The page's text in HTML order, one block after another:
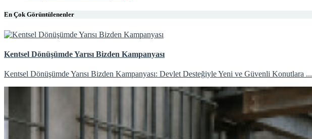
En Çok Görüntülenenler
Kentsel Dönüşümde Yarısı Bizden Kampanyası
Kentsel Dönüşümde Yarısı Bizden Kampanyası: Devlet Desteğiyle Yeni ve Güvenli Konutlara ...